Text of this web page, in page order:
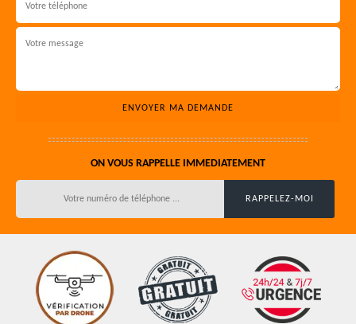
ON VOUS RAPPELLE IMMEDIATEMENT